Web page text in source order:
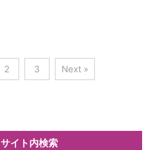
2 3 Next »
サイト内検索